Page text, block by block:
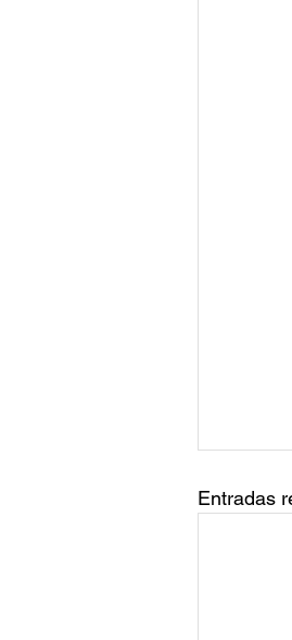
Entradas